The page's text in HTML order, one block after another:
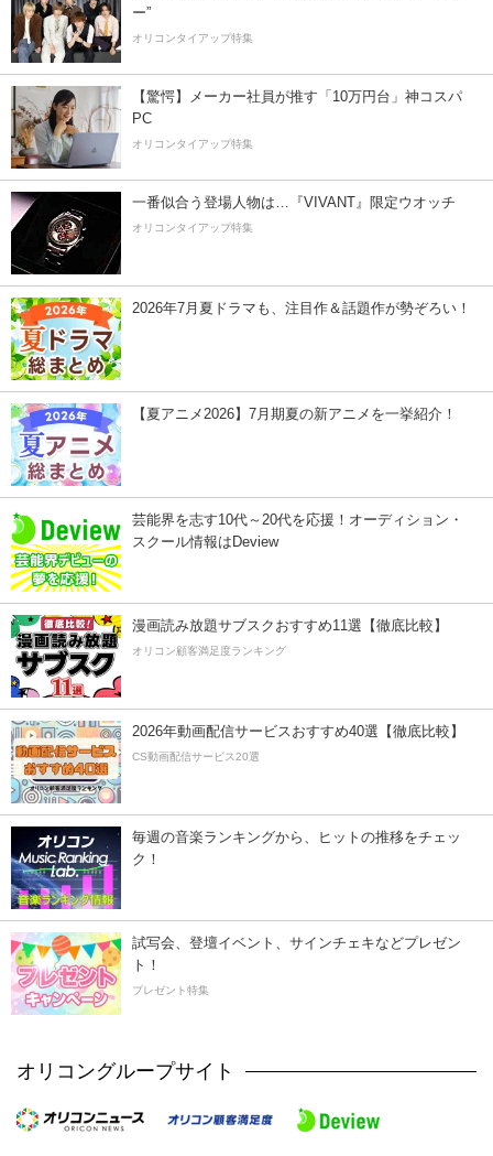
ー”
オリコンタイアップ特集
【驚愕】メーカー社員が推す「10万円台」神コスパ
PC
オリコンタイアップ特集
一番似合う登場人物は…『VIVANT』限定ウオッチ
オリコンタイアップ特集
2026年7月夏ドラマも、注目作＆話題作が勢ぞろい！
【夏アニメ2026】7月期夏の新アニメを一挙紹介！
芸能界を志す10代～20代を応援！オーディション・
スクール情報はDeview
漫画読み放題サブスクおすすめ11選【徹底比較】
オリコン顧客満足度ランキング
2026年動画配信サービスおすすめ40選【徹底比較】
CS動画配信サービス20選
毎週の音楽ランキングから、ヒットの推移をチェッ
ク！
試写会、登壇イベント、サインチェキなどプレゼン
ト！
プレゼント特集
オリコングループサイト